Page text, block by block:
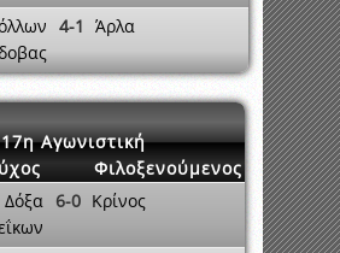
4-1 Άρλα
17η Αγωνιστική
Φιλοξενούμενος
Δόξα 6-0 Κρίνος